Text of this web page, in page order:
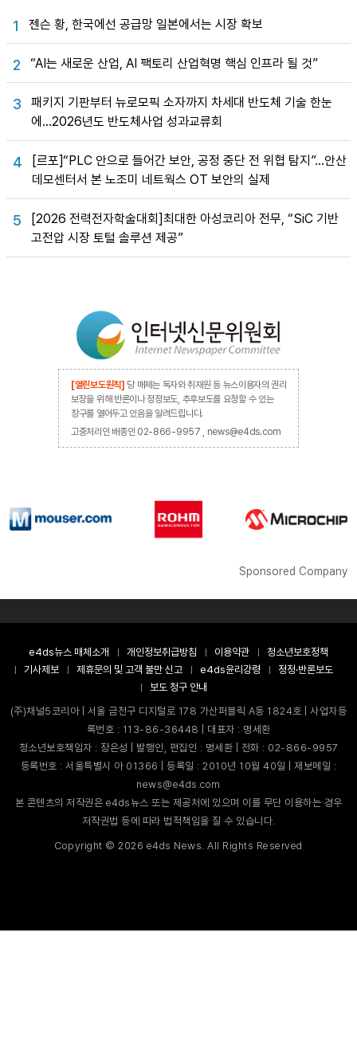
1 젠슨 황, 한국에선 공급망 일본에서는 시장 확보
2 “AI는 새로운 산업, AI 팩토리 산업혁명 핵심 인프라 될 것”
3
패키지 기판부터 뉴로모픽 소자까지 차세대 반도체 기술 한눈
에…2026년도 반도체사업 성과교류회
4
[르포]“PLC 안으로 들어간 보안, 공정 중단 전 위협 탐지”…안산
데모센터서 본 노조미 네트웍스 OT 보안의 실제
5
[2026 전력전자학술대회]최대한 아성코리아 전무, “SiC 기반
고전압 시장 토털 솔루션 제공”
[열린보도원칙] 당 매체는 독자와 취재원 등 뉴스이용자의 권리
보장을 위해 반론이나 정정보도, 추후보도를 요청할 수 있는
창구를 열어두고 있음을 알려드립니다.
고충처리인 배종인 02-866-9957 , news@e4ds.com
Sponsored Company
e4ds뉴스 매체소개 개인정보취급방침 이용약관
청소년보호정책
기사제보
제휴문의 및 고객 불만 신고 e4ds윤리강령
정정·반론보도
보도 청구 안내
(주)채널5코리아 | 서울 금천구 디지털로 178 가산퍼블릭 A동 1824호 | 사업자등
록번호 : 113-86-36448 | 대표자 : 명세환
청소년보호책임자 : 장은성 | 발행인, 편집인 : 명세환 | 전화 : 02-866-9957
등록번호 : 서울특별시 아 01366 | 등록일 : 2010년 10월 40일 | 제보메일 :
news@e4ds.com
본 콘텐츠의 저작권은 e4ds뉴스 또는 제공처에 있으며 이를 무단 이용하는 경우
저작권법 등에 따라 법적책임을 질 수 있습니다.
Copyright ©2026 e4ds News. All Rights Reserved